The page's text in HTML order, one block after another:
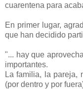
cuarentena para
En primer lugar,
que han decidido
"... hay que
importantes.
La familia, la pareja,
(por dentro y por